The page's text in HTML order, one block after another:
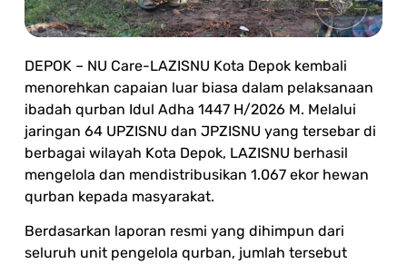
DEPOK – NU Care-LAZISNU Kota Depok kembali
menorehkan capaian luar biasa dalam pelaksanaan
ibadah qurban Idul Adha 1447 H/2026 M. Melalui
jaringan 64 UPZISNU dan JPZISNU yang tersebar di
berbagai wilayah Kota Depok, LAZISNU berhasil
mengelola dan mendistribusikan 1.067 ekor hewan
qurban kepada masyarakat.
Berdasarkan laporan resmi yang dihimpun dari
seluruh unit pengelola qurban, jumlah tersebut